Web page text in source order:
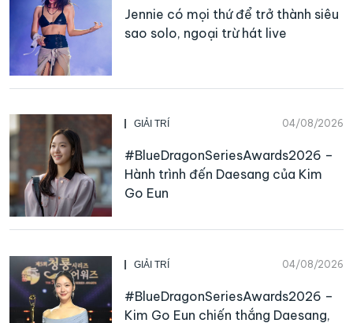
Jennie có mọi thứ để trở thành siêu
sao solo, ngoại trừ hát live
GIẢI TRÍ 04/08/2026
#BlueDragonSeriesAwards2026 –
Hành trình đến Daesang của Kim
Go Eun
GIẢI TRÍ 04/08/2026
#BlueDragonSeriesAwards2026 –
Kim Go Eun chiến thắng Daesang,